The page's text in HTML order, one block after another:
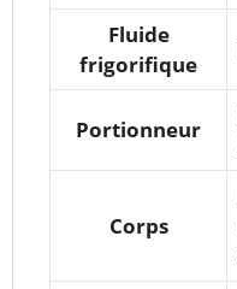
Fluide
frigorifique
Portionneur
Corps